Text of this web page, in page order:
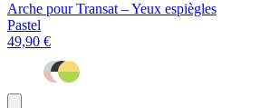
Arche pour Transat – Yeux espiègles
Pastel
49,90 €